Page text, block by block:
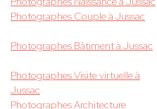
Photographes Couple à Jussac
Photographes Bâtiment à Jussac
Photographes Visite virtuelle à
Jussac
Photographes Architecture